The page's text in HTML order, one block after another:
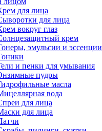
для лица
для лица
вокруг глаз
крем
эмульсии и эссенции
и пенки для умывания
пудры
масла
вода
для лица
для лица